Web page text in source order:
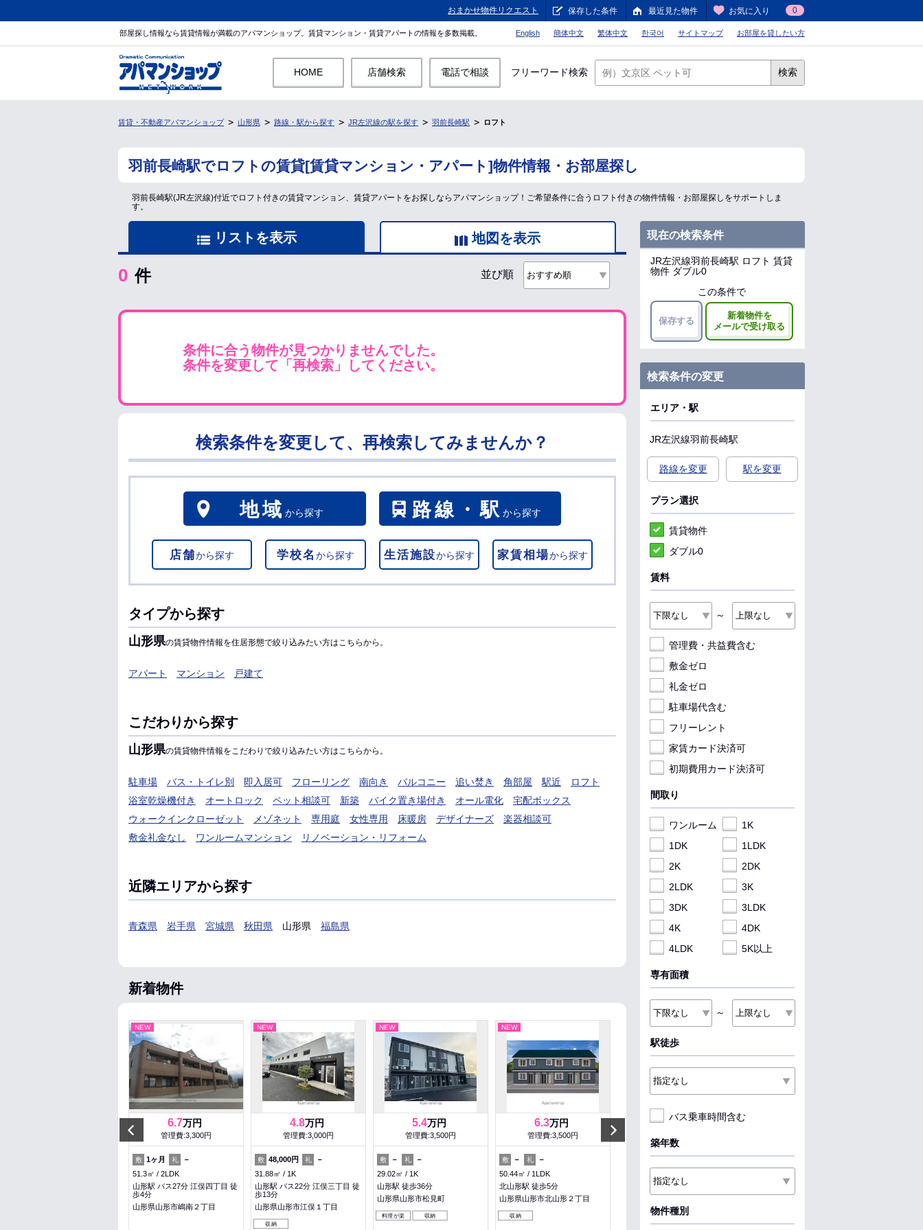
おまかせ物件リクエスト 保存した条件 最近見た物件 お気に入り 0
部屋探し情報なら賃貸情報が満載のアパマンショップ。賃貸マンション・賃貸アパートの情報を多数掲載。 English 簡体中文 繁体中文 한국어 サイトマップ お部屋を貸したい方
HOME 店舗検索 電話で相談 フリーワード検索 検索
賃貸・不動産アパマンショップ 山形県 路線・駅から探す JR左沢線の駅を探す 羽前長崎駅 ロフト
羽前長崎駅でロフトの賃貸[賃貸マンション・アパート]物件情報・お部屋探し
羽前長崎駅(JR左沢線)付近でロフト付きの賃貸マンション、賃貸アパートをお探しならアパマンショップ！ご希望条件に合うロフト付きの物件情報・お部屋探しをサポートしま
す。
リストを表示 地図を表示
0 件 並び順
条件に合う物件が見つかりませんでした。
条件を変更して「再検索」してください。
検索条件を変更して、再検索してみませんか？
地域 から探す 路線・駅から探す
店舗から探す 学校名 から探す 生活施設から探す 家賃相場から探す
タイプから探す
山形県の賃貸物件情報を住居形態で絞り込みたい方はこちらから。
アパート マンション 戸建て
こだわりから探す
山形県の賃貸物件情報をこだわりで絞り込みたい方はこちらから。
駐車場 バス・トイレ別 即入居可 フローリング 南向き バルコニー 追い焚き 角部屋 駅近
ロフト
浴室乾燥機付き
オートロック ペット相談可 新築 バイク置き場付き オール電化
宅配ボックス
ウォークインクローゼット
メゾネット 専用庭 女性専用 床暖房 デザイナーズ
楽器相談可
敷金礼金なし
ワンルームマンション リノベーション・リフォーム
近隣エリアから探す
青森県 岩手県 宮城県 秋田県 山形県 福島県
新着物件
Previous
NEW
6.7万円
管理費:3,300円
敷 1ヶ月 礼
－
51.3㎡
2LDK
山形駅 バス27分 江俣四丁目 徒
歩4分
山形県山形市嶋南２丁目
NEW
4.8万円
管理費:3,000円
敷 48,000円 礼
－
31.88㎡
1K
山形駅 バス22分 江俣三丁目 徒
歩13分
山形県山形市江俣１丁目
収納
NEW
5.4万円
管理費:3,500円
敷 － 礼
－
29.02㎡
1K
山形駅 徒歩36分
山形県山形市松見町
料理が楽 収納
NEW
6.3万円
管理費:3,500円
敷 － 礼
－
50.44㎡
1LDK
北山形駅 徒歩5分
山形県山形市北山形２丁目
収納
5.8 万円
58,000円
－
山形駅 バス20分 中桜田 徒歩4
山形県山形市飯田３丁目
NEW
45,000円
山形駅 徒歩34分
現在の検索条件
JR左沢線羽前長崎駅 ロフト 賃貸
物件 ダブル0
この条件で
保存する
新着物件を
メールで受け取る
検索条件の変更
エリア・駅
JR左沢線羽前長崎駅
路線を変更 駅を変更
プラン選択
賃貸物件
ダブル0
賃料
～
管理費・共益費含む
敷金ゼロ
礼金ゼロ
駐車場代含む
フリーレント
家賃カード決済可
初期費用カード決済可
間取り
ワンルーム
1K
1DK
1LDK
2K
2DK
2LDK
3K
3DK
3LDK
4K
4DK
4LDK
5K以上
専有面積
～
駅徒歩
バス乗車時間含む
築年数
物件種別